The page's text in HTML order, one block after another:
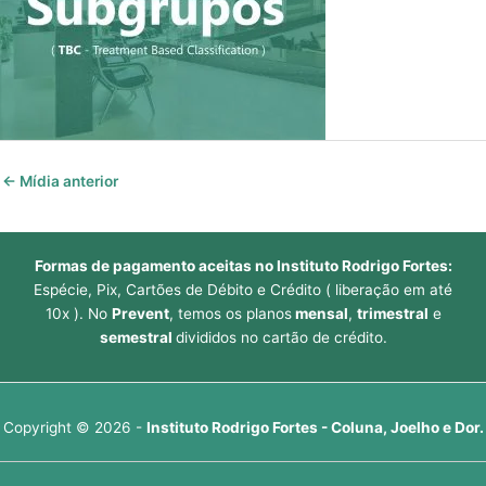
← Mídia anterior
Formas de pagamento aceitas no Instituto Rodrigo Fortes:
Espécie, Pix, Cartões de Débito e Crédito ( liberação em até
10x ). No Prevent, temos os planosmensal, trimestral e
semestral divididos no cartão de crédito.
Copyright © 2026 - Instituto Rodrigo Fortes - Coluna, Joelho e Dor.